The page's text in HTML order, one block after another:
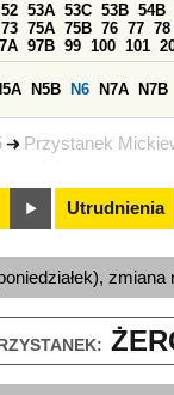
Przystanek
52 53A 53C 53B 54B
73 75A 75B 76 77 78
97B 99 100 101
N5B N6 N7A N7B
Utrudnienia
zmiana